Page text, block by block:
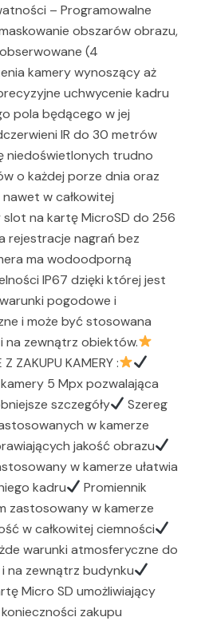
– Programowalne
obszarów obrazu,
(4
kamery wynoszący aż
uchwycenie kadru
pola będącego w jej
IR do 30 metrów
niedoświetlonych trudno
o każdej porze dnia oraz
w całkowitej
na kartę MicroSD do 256
rejestracje nagrań bez
ma wodoodporną
IP67 dzięki której jest
pogodowe i
i może być stosowana
na zewnątrz obiektów.
ZAKUPU KAMERY :
5 Mpx pozwalająca
szczegóły
Szereg
w kamerze
jakość obrazu
w kamerze ułatwia
kadru
Promiennik
zastosowany w kamerze
w całkowitej ciemności
warunki atmosferyczne do
na zewnątrz budynku
Micro SD umożliwiający
zakupu